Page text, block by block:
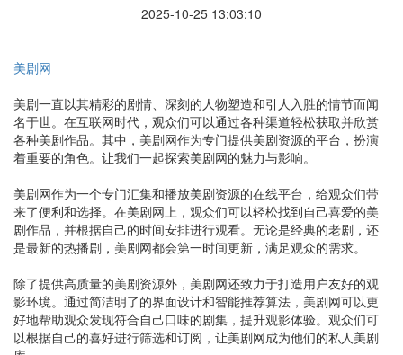
2025-10-25 13:03:10
美剧网
美剧一直以其精彩的剧情、深刻的人物塑造和引人入胜的情节而闻
名于世。在互联网时代，观众们可以通过各种渠道轻松获取并欣赏
各种美剧作品。其中，美剧网作为专门提供美剧资源的平台，扮演
着重要的角色。让我们一起探索美剧网的魅力与影响。
美剧网作为一个专门汇集和播放美剧资源的在线平台，给观众们带
来了便利和选择。在美剧网上，观众们可以轻松找到自己喜爱的美
剧作品，并根据自己的时间安排进行观看。无论是经典的老剧，还
是最新的热播剧，美剧网都会第一时间更新，满足观众的需求。
除了提供高质量的美剧资源外，美剧网还致力于打造用户友好的观
影环境。通过简洁明了的界面设计和智能推荐算法，美剧网可以更
好地帮助观众发现符合自己口味的剧集，提升观影体验。观众们可
以根据自己的喜好进行筛选和订阅，让美剧网成为他们的私人美剧